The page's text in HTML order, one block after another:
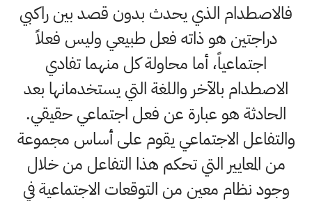
فالاصطدام الذي يحدث بدون قصد بين راكبي
دراجتين هو ذاته فعل طبيعي وليس فعلاً
اجتماعياً، أما محاولة كل منهما تفادي
الاصطدام بالآخر واللغة التي يستخدمانها بعد
الحادثة هو عبارة عن فعل اجتماعي حقيقي.
والتفاعل الاجتماعي يقوم على أساس مجموعة
من المعايير التي تحكم هذا التفاعل من خلال
وجود نظام معين من التوقعات الاجتماعية في